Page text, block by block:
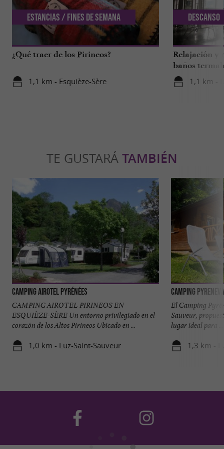
¿Qué traer de los Pirineos?
1,1 km - Esquièze-Sère
Estancias / Fines de semana
Relajación y
baños
1,1 km -
Descanso
TE GUSTARÁ TAMBIÉN
Camping Airotel Pyrénées
CAMPING AIROTEL PIRINEOS EN
ESQUIÈZE-SÈRE Un entorno privilegiado en el
corazón de los Altos Pirineos Ubicado en ...
1,0 km - Luz-Saint-Sauveur
Camping
El Camping
Sauveur,
lugar ideal para ...
1,3 km -